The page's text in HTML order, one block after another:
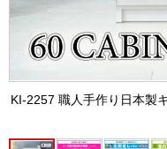
KI-2257 職人手作り日本製